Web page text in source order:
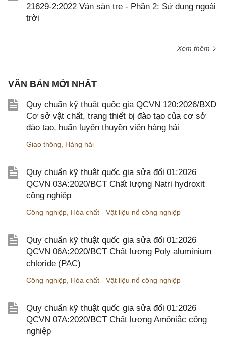
21629-2:2022 Ván sàn tre - Phần 2: Sử dụng ngoài
trời
Xem thêm
VĂN BẢN MỚI NHẤT
Quy chuẩn kỹ thuật quốc gia QCVN 120:2026/BXD
Cơ sở vật chất, trang thiết bị đào tạo của cơ sở
đào tạo, huấn luyện thuyền viên hàng hải
Giao thông Hàng hải
Quy chuẩn kỹ thuật quốc gia sửa đổi 01:2026
QCVN 03A:2020/BCT Chất lượng Natri hydroxit
công nghiệp
Công nghiệp Hóa chất - Vật liệu nổ công nghiệp
Quy chuẩn kỹ thuật quốc gia sửa đổi 01:2026
QCVN 06A:2020/BCT Chất lượng Poly aluminium
chloride (PAC)
Công nghiệp Hóa chất - Vật liệu nổ công nghiệp
Quy chuẩn kỹ thuật quốc gia sửa đổi 01:2026
QCVN 07A:2020/BCT Chất lượng Amôniắc công
nghiệp